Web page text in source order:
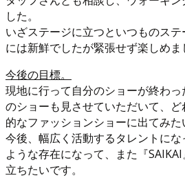
した。
いざステージに立つといつものス
には新鮮でしたが緊張せず楽しめま
今後の目標。
現地に行って自分のショーが終わ
のショーも見させていただいて、
的なファッションショーに出てみた
今後、幅広く活動するタレントに
ような存在になって、また『
立ちたいです。